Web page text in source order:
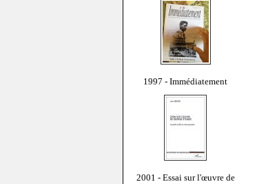
1997 - Immédiatement
2001 - Essai sur l'œuvre de